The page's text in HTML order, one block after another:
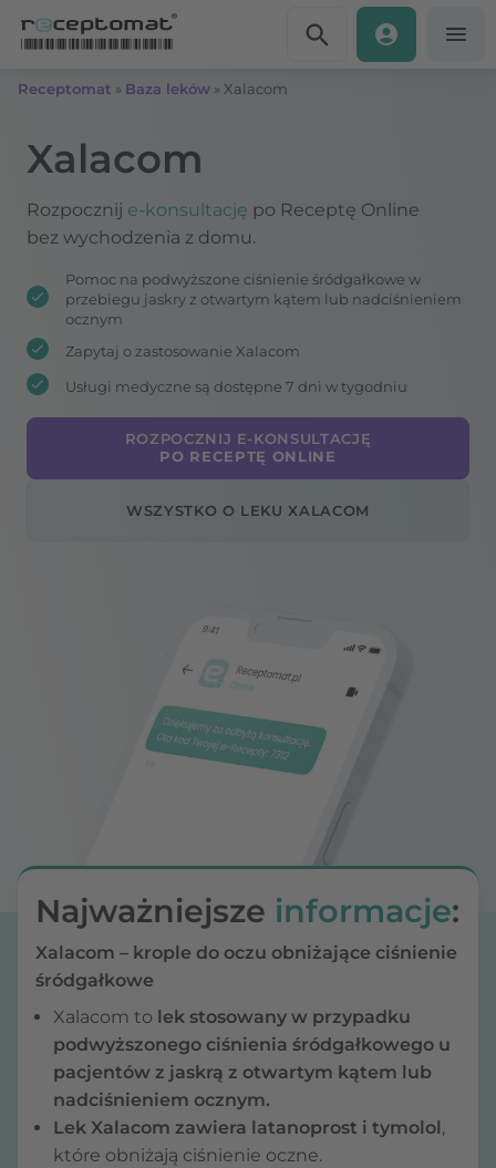
Receptomat » Baza leków » Xalacom
Xalacom
Rozpocznij e-konsultację po Receptę Online
bez wychodzenia z domu.
Pomoc na podwyższone ciśnienie śródgałkowe w
przebiegu jaskry z otwartym kątem lub nadciśnieniem
ocznym
Zapytaj o zastosowanie Xalacom
Usługi medyczne są dostępne 7 dni w tygodniu
ROZPOCZNIJ E-KONSULTACJĘ
PO RECEPTĘ ONLINE
WSZYSTKO O LEKU XALACOM
Najważniejsze informacje:
Xalacom – krople do oczu obniżające ciśnienie
śródgałkowe
Xalacom to lek stosowany w przypadku
podwyższonego ciśnienia śródgałkowego u
pacjentów z jaskrą z otwartym kątem lub
nadciśnieniem ocznym.
Lek Xalacom zawiera latanoprost i tymolol ,
które obniżają ciśnienie oczne.